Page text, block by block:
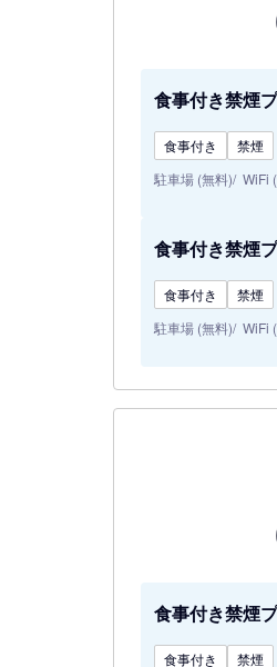
食事付き禁煙
食事付き
禁煙
駐車場 (無料) WiFi
食事付き禁煙
食事付き
禁煙
駐車場 (無料) WiFi
食事付き禁煙
食事付き 禁煙